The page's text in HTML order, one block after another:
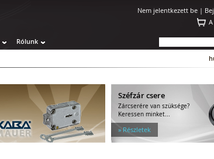
Nem jelentkezett be |
Rólunk
Széfzár csere
Zárcserére van szüksége?
Keressen minket...
» Részletek